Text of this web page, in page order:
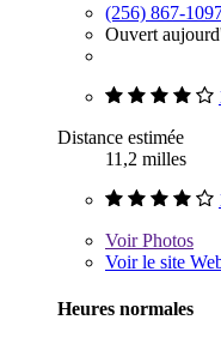
(256) 867-
Ouvert
Distance estimée
11,2 milles
VoirPhotos
Voir le site
Heures normales